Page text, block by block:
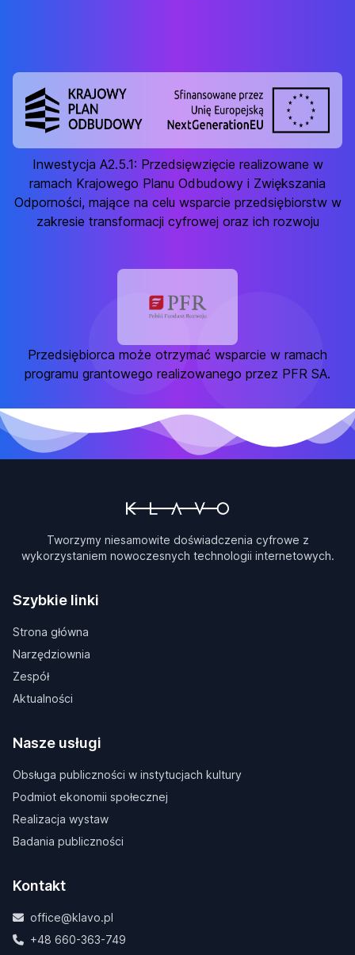
Inwestycja A2.5.1: Przedsięwzięcie realizowane w
ramach Krajowego Planu Odbudowy i Zwiększania
Odporności, mające na celu wsparcie przedsiębiorstw w
zakresie transformacji cyfrowej oraz ich rozwoju
Przedsiębiorca może otrzymać wsparcie w ramach
programu grantowego realizowanego przez PFR SA.
Tworzymy niesamowite doświadczenia cyfrowe z
wykorzystaniem nowoczesnych technologii internetowych.
Szybkie linki
Strona główna
Narzędziownia
Zespół
Aktualności
Nasze usługi
Obsługa publiczności w instytucjach kultury
Podmiot ekonomii społecznej
Realizacja wystaw
Badania publiczności
Kontakt
office@klavo.pl
+48 660-363-749